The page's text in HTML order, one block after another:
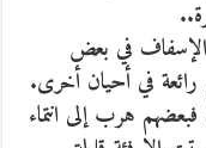
الإسفاف في بعض
في أحيان أخرى.
هرب إلى انتماء